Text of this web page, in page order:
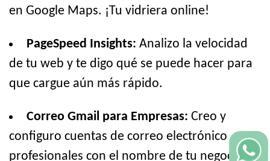
en Google Maps. ¡Tu vidriera online!
PageSpeed Insights: Analizo la velocidad
de tu web y te digo qué se puede hacer para
que cargue aún más rápido.
Correo Gmail para Empresas: Creo y
configuro cuentas de correo electrónico
profesionales con el nombre de tu negocio